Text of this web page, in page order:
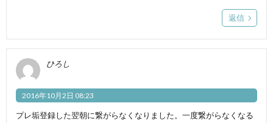
返信
ひろし
2016年10月2日 08:23
プレ垢登録した翌朝に繋がらなくなりました。一度繋がらなくなる